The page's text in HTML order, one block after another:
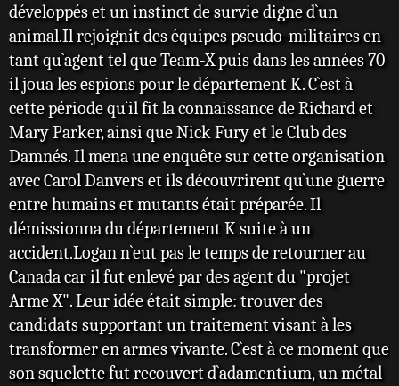
développés et un instinct de survie digne d`un
animal.Il rejoignit des équipes pseudo-militaires en
tant qu`agent tel que Team-X puis dans les années 70
il joua les espions pour le département K. C`est à
cette période qu`il fit la connaissance de Richard et
Mary Parker, ainsi que Nick Fury et le Club des
Damnés. Il mena une enquête sur cette organisation
avec Carol Danvers et ils découvrirent qu`une guerre
entre humains et mutants était préparée. Il
démissionna du département K suite à un
accident.Logan n`eut pas le temps de retourner au
Canada car il fut enlevé par des agent du "projet
Arme X". Leur idée était simple: trouver des
candidats supportant un traitement visant à les
transformer en armes vivante. C`est à ce moment que
son squelette fut recouvert d`adamentium, un métal